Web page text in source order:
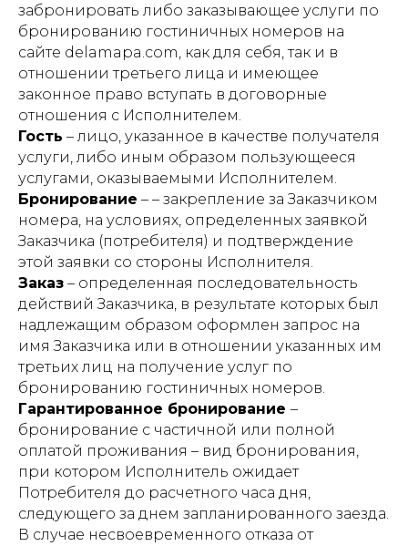
забронировать либо заказывающее услуги по
бронированию гостиничных номеров на
сайте delamapa.com, как для себя, так и в
отношении третьего лица и имеющее
законное право вступать в договорные
отношения с Исполнителем.
Гость – лицо, указанное в качестве получателя
услуги, либо иным образом пользующееся
услугами, оказываемыми Исполнителем.
Бронирование – – закрепление за Заказчиком
номера, на условиях, определенных заявкой
Заказчика (потребителя) и подтверждение
этой заявки со стороны Исполнителя.
Заказ – определенная последовательность
действий Заказчика, в результате которых был
надлежащим образом оформлен запрос на
имя Заказчика или в отношении указанных им
третьих лиц на получение услуг по
бронированию гостиничных номеров.
Гарантированное бронирование –
бронирование с частичной или полной
оплатой проживания – вид бронирования,
при котором Исполнитель ожидает
Потребителя до расчетного часа дня,
следующего за днем запланированного заезда.
В случае несвоевременного отказа от